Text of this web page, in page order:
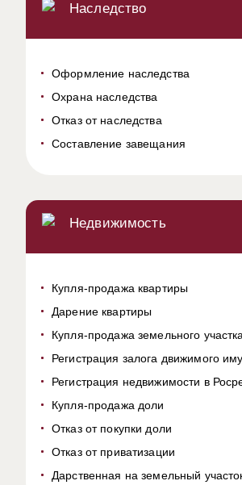
Наследство
Оформление наследства
Охрана наследства
Отказ от наследства
Составление завещания
Недвижимость
Купля-продажа квартиры
Дарение квартиры
Купля-продажа земельного участка
Регистрация залога движимого
Регистрация недвижимости в
Купля-продажа доли
Отказ от покупки доли
Отказ от приватизации
Дарственная на земельный